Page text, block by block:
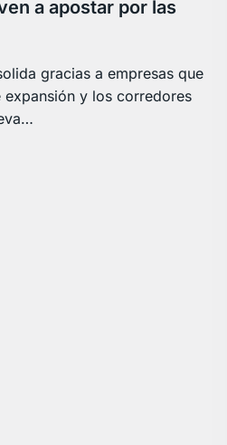
a apostar por las
gracias a empresas que
y los corredores